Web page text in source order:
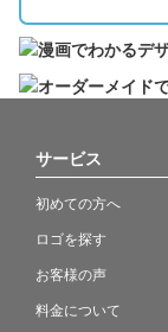
サービス
初めての方へ
ロゴを探す
お客様の声
料金について